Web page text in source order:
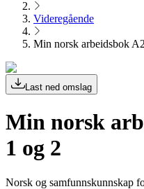
Videregående
Min norsk arbeidsbok
Last ned omslag
Min norsk
1 og 2
Norsk og samfunnskunnskap